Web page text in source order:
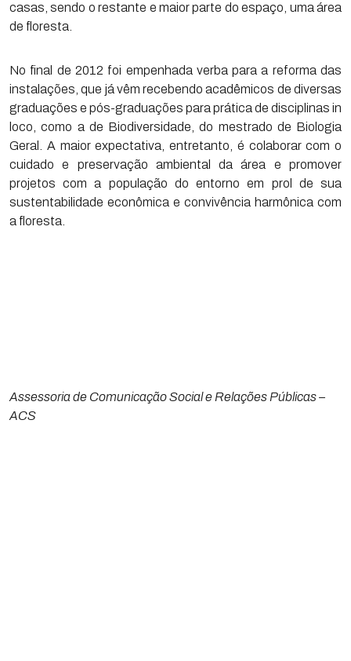
casas, sendo o restante e maior parte do espaço, uma área
de floresta.
No final de 2012 foi empenhada verba para a reforma das
instalações, que já vêm recebendo acadêmicos de diversas
graduações e pós-graduações para prática de disciplinas in
loco, como a de Biodiversidade, do mestrado de Biologia
Geral. A maior expectativa, entretanto, é colaborar com o
cuidado e preservação ambiental da área e promover
projetos com a população do entorno em prol de sua
sustentabilidade econômica e convivência harmônica com
a floresta.
Assessoria de Comunicação Social e Relações Públicas –
ACS